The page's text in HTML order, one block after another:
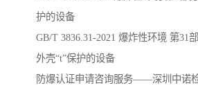
护的设备
GB/T 3836.31-2021 爆炸性环境 第31
外壳“t”保护的设备
防爆认证申请咨询服务——深圳中诺